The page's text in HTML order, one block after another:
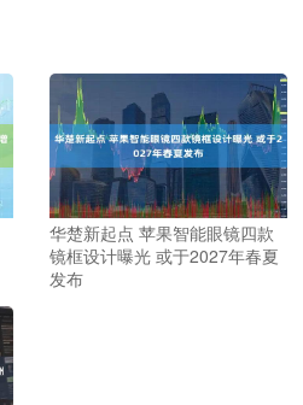
华楚新起点 苹果智能眼镜四款
镜框设计曝光 或于2027年春夏
发布